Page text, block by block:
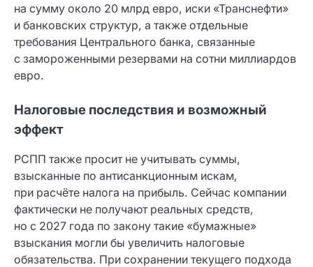
на сумму около 20 млрд евро, иски «Транснефти»
и банковских структур, а также отдельные
требования Центрального банка, связанные
с замороженными резервами на сотни миллиардов
евро.
Налоговые последствия и возможный
эффект
РСПП также просит не учитывать суммы,
взысканные по антисанкционным искам,
при расчёте налога на прибыль. Сейчас компании
фактически не получают реальных средств,
но с 2027 года по закону такие «бумажные»
взыскания могли бы увеличить налоговые
обязательства. При сохранении текущего подхода